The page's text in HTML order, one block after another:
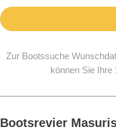
Zur Bootssuche
können Sie
Bootsrevier